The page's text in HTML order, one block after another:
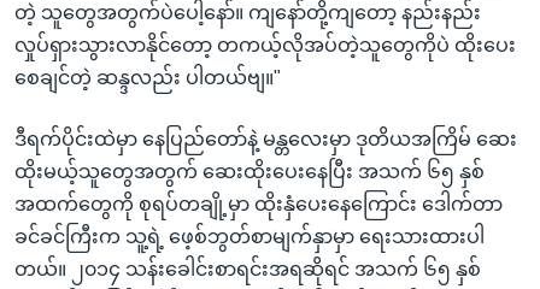
တဲ့ သူတွေအတွက်ပဲပေါ့နော်။ ကျနော်တို့ကျတော့ နည်းနည်း
လှုပ်ရှားသွားလာနိုင်တော့ တကယ့်လိုအပ်တဲ့သူတွေကိုပဲ ထိုးပေး
စေချင်တဲ့ ဆန္ဒလည်း ပါတယ်ဗျ။"
ဒီရက်ပိုင်းထဲမှာ နေပြည်တော်နဲ့ မန္တလေးမှာ ဒုတိယအကြိမ် ဆေး
ထိုးမယ့်သူတွေအတွက် ဆေးထိုးပေးနေပြီး အသက် ၆၅ နှစ်
အထက်တွေကို စုရပ်တချို့မှာ ထိုးနှံပေးနေကြောင်း ဒေါက်တာ
ခင်ခင်ကြီးက သူ့ရဲ့ ဖေ့စ်ဘွတ်စာမျက်နှာမှာ ရေးသားထားပါ
တယ်။ ၂၀၁၄ သန်းခေါင်းစာရင်းအရဆိုရင် အသက် ၆၅ နှစ်